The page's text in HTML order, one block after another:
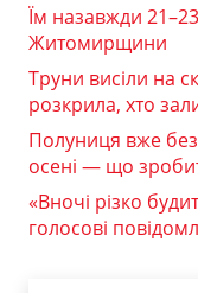
Їм назавжди
Житомирщини
Труни висіли на
розкрила, хто
Полуниця вже без
осені — що
«Вночі різко
голосові